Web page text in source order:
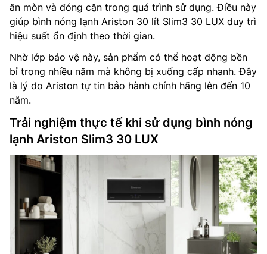
ăn mòn và đóng cặn trong quá trình sử dụng. Điều này
giúp bình nóng lạnh Ariston 30 lít Slim3 30 LUX duy trì
hiệu suất ổn định theo thời gian.
Nhờ lớp bảo vệ này, sản phẩm có thể hoạt động bền
bỉ trong nhiều năm mà không bị xuống cấp nhanh. Đây
là lý do Ariston tự tin bảo hành chính hãng lên đến 10
năm.
Trải nghiệm thực tế khi sử dụng bình nóng
lạnh Ariston Slim3 30 LUX